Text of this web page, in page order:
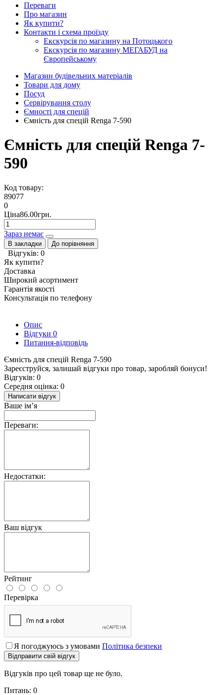
Переваги
Про магазин
Як купити?
Контакти і схема проїзду
Екскурсія по магазину на Потоцького
Екскурсія по магазину МЕГАБУД на
Європейському
Магазин будівельних матеріалів
Товари для дому
Посуд
Сервірування столу
Ємності для спецій
Ємність для спецій Renga 7-590
Ємність для спецій Renga 7-
590
Код товару:
89077
0
Ціна86.00грн.
Зараз немає
В закладки До порівняння
Відгуків: 0
Як купити?
Доставка
Широкий асортимент
Гарантія якості
Консультація по телефону
Опис
Відгуки 0
Питання-відповідь
Ємність для спецій Renga 7-590
Зареєструйся, залишай відгуки про товар, заробляй бонуси!
Відгуків: 0
Середня оцінка: 0
Написати відгук
Ваше ім’я
Переваги:
Недостатки:
Ваш відгук
Рейтинг
Перевірка
Я погоджуюсь з умовами Політика безпеки
Відправити свій відгук
Відгуків про цей товар ще не було.
Питань: 0